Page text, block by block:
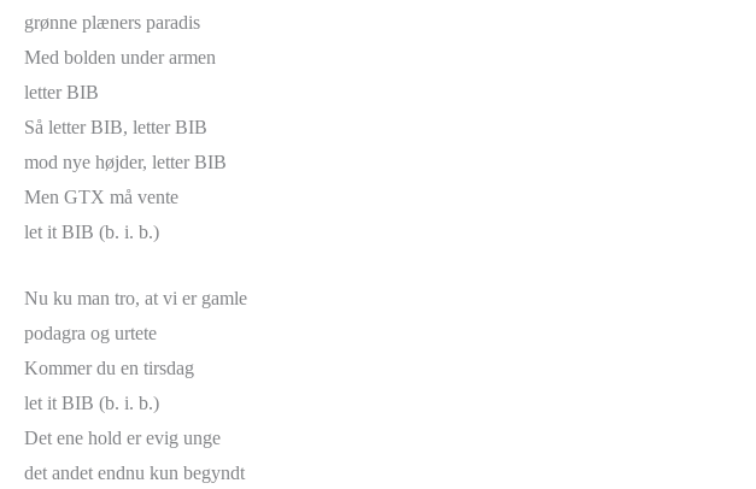
grønne plæners paradis
Med bolden under armen
letter BIB
Så letter BIB, letter BIB
mod nye højder, letter BIB
Men GTX må vente
let it BIB (b. i. b.)
Nu ku man tro, at vi er gamle
podagra og urtete
Kommer du en tirsdag
let it BIB (b. i. b.)
Det ene hold er evig unge
det andet endnu kun begyndt